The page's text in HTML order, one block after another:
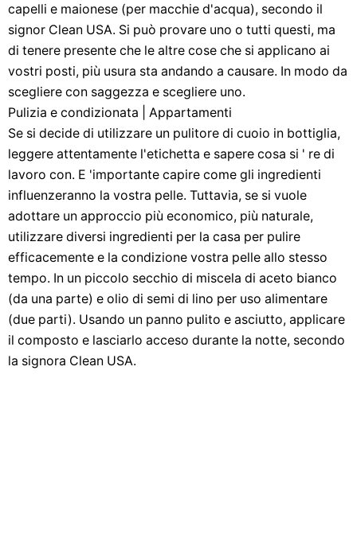
capelli e maionese (per macchie d'acqua), secondo il
signor Clean USA. Si può provare uno o tutti questi, ma
di tenere presente che le altre cose che si applicano ai
vostri posti, più usura sta andando a causare. In modo da
scegliere con saggezza e scegliere uno.
Pulizia e condizionata | Appartamenti
​​Se si decide di utilizzare un pulitore di cuoio in bottiglia,
leggere attentamente l'etichetta e sapere cosa si ' re di
lavoro con. E 'importante capire come gli ingredienti
influenzeranno la vostra pelle. Tuttavia, se si vuole
adottare un approccio più economico, più naturale,
utilizzare diversi ingredienti per la casa per pulire
efficacemente e la condizione vostra pelle allo stesso
tempo. In un piccolo secchio di miscela di aceto bianco
(da una parte) e olio di semi di lino per uso alimentare
(due parti). Usando un panno pulito e asciutto, applicare
il composto e lasciarlo acceso durante la notte, secondo
la signora Clean USA.